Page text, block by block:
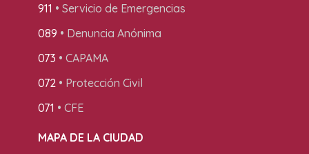
911 • Servicio de Emergencias
089 • Denuncia Anónima
073 • CAPAMA
072 • Protección Civil
071 • CFE
MAPA DE LA CIUDAD